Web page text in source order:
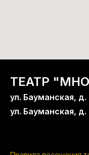
ТЕАТР
ул. Бауманская, д.
ул. Бауманская,